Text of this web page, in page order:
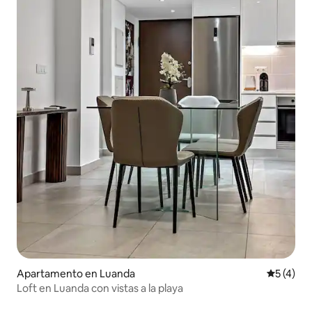
Apartamento en Luanda
5 (4)
Loft en Luanda con vistas a la playa